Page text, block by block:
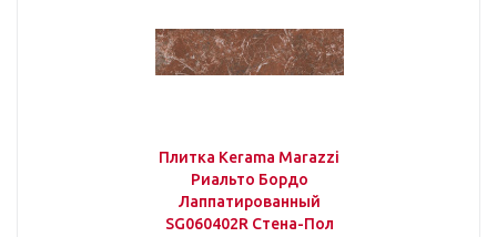
Плитка Kerama Marazzi
Риальто Бордо
Лаппатированный
SG060402R Стена-Пол